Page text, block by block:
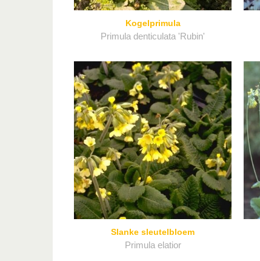
Kogelprimula
Primula denticulata 'Rubin'
Slanke sleutelbloem
Primula elatior